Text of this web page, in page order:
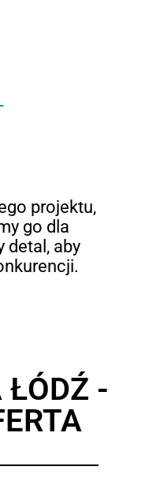
projektu,
go dla
detal, aby
ŁÓDŹ -